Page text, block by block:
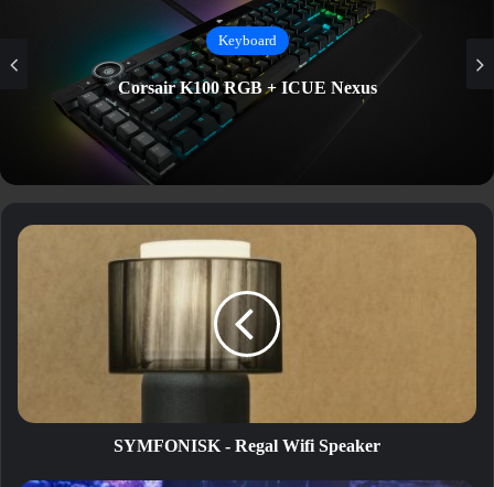
Keyboard
Corsair K100 RGB + ICUE Nexus
SYMFONISK
SYMFONISK - Regal Wifi Speaker